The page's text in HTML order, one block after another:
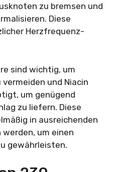
zu bremsen und
Diese
Herzfrequenz-
sind wichtig, um
und Niacin
um genügend
zu liefern. Diese
in ausreichenden
um einen
gewährleisten.